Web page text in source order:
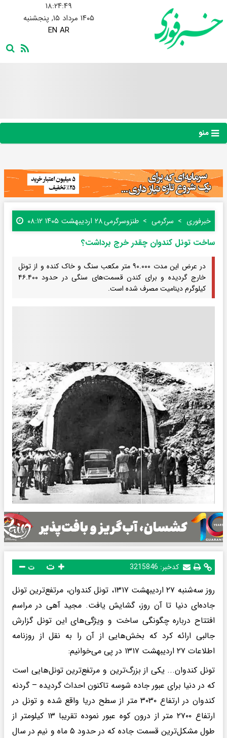
۱۸:۲۴:۵۰
۱۴۰۵ مرداد ۱۵, پنجشنبه
EN AR
منو
خبرفوری سرگرمی طنز‌و‌سرگرمی۲۸ اردیبهشت ۱۴۰۵ ۰۸:۱۲
ساخت تونل کندوان چقدر خرج برداشت؟
در عرض این مدت ۹۰.۰۰۰ متر مکعب سنگ و خاک کنده و از تونل
خارج گردیده و برای کندن قسمت‌های سنگی در حدود ۴۶.۴۰۰
کیلوگرم دینامیت مصرف شده است.
کدخبر: 3215846 ت
روز سه‌شنبه ۲۷ اردیبهشت ۱۳۱۷، تونل کندوان، مرتفع‌ترین تونل
جاده‌ای دنیا تا آن روز، گشایش یافت. مجید آهی در مراسم
افتتاح درباره چگونگی ساخت و ویژگی‌های این تونل گزارش
جالبی ارائه کرد که بخش‌هایی از آن را به نقل از روزنامه
اطلاعات ۲۷ اردیبهشت ۱۳۱۷ در پی می‌خوانیم:
تونل کندوان... یکی از بزرگ‌ترین و مرتفع‌ترین تونل‌هایی است
که در دنیا برای عبور جاده شوسه تاکنون احداث گردیده – گردنه
کندوان در ارتفاع ۳۰۳۰ متر از سطح دریا واقع شده و تونل در
ارتفاع ۲۷۰۰ متر از درون کوه عبور نموده تقریبا ۱۳ کیلومتر از
طول مشکل‌ترین قسمت جاده که در حدود ۵ ماه و نیم در سال